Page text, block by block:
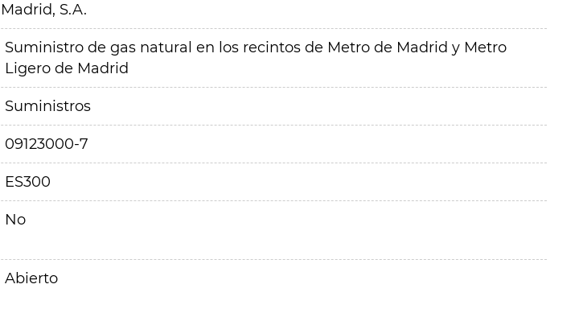
Madrid, S.A.
Suministro de gas natural en los recintos de Metro de Madrid y Metro
Ligero de Madrid
Suministros
09123000-7
ES300
No
Abierto